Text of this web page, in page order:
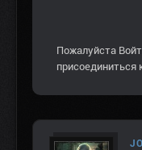
Пожалуйста
присоединиться